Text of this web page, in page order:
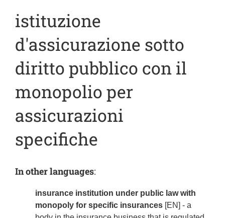
istituzione
d'assicurazione sotto
diritto pubblico con il
monopolio per
assicurazioni
specifiche
In other languages:
insurance institution under public law with
monopoly for specific insurances [EN] - a